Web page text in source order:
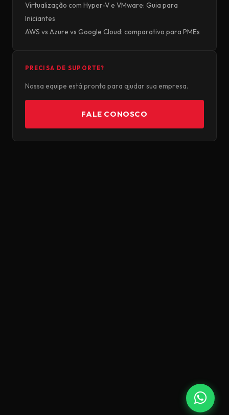
Virtualização com Hyper-V e VMware: Guia para
Iniciantes
AWS vs Azure vs Google Cloud: comparativo para PMEs
PRECISA DE SUPORTE?
Nossa equipe está pronta para ajudar sua empresa.
FALE CONOSCO